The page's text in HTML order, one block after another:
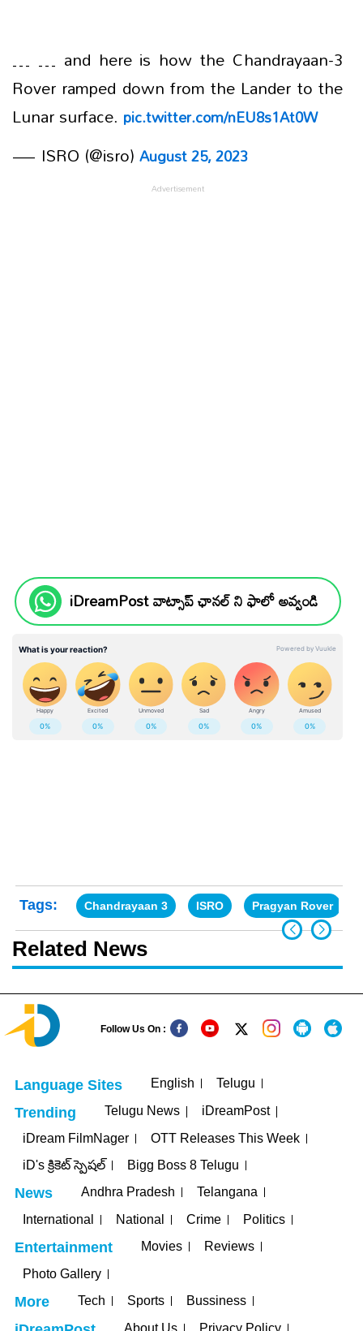
… … and here is how the Chandrayaan-3
Rover ramped down from the Lander to the
Lunar surface. pic.twitter.com/nEU8s1At0W
— ISRO (@isro)August 25, 2023
iDreamPost వాట్సాప్ ఛానల్ ని ఫాలో అవ్వండి
Tags: Chandrayaan 3 ISRO Pragyan Rover
Related News
Follow Us On :
Language Sites English Telugu
Trending Telugu News
iDreamPost
iDream FilmNager
OTT Releases This Week
iD's క్రికెట్ స్పెషల్
Bigg Boss 8 Telugu
News Andhra Pradesh
Telangana
International
National Crime Politics
Entertainment Movies
Reviews
Photo Gallery
More Tech Sports Bussiness
About Us Privacy Policy